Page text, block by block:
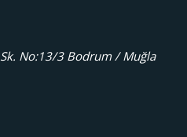
No:13/3 Bodrum / Muğla